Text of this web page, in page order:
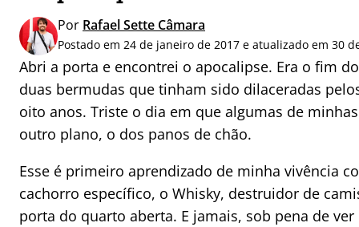
i
s
a
r
p
o
:
Por Rafael Sette Câmara
Postado em 24 de janeiro de 2017 e atualizado em 30
Abri a porta e encontrei o apocalipse. Era o fim
duas bermudas que tinham sido dilaceradas
oito anos. Triste o dia em que algumas de
outro plano, o dos panos de chão.
Esse é primeiro aprendizado de minha vivência
cachorro específico, o Whisky, destruidor de
porta do quarto aberta. E jamais, sob pena de